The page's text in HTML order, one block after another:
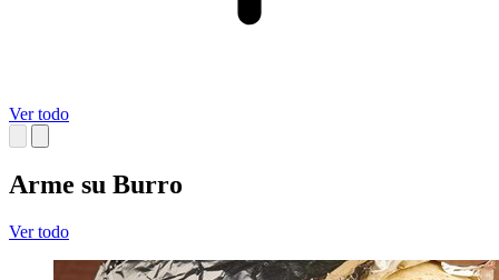
Ver todo
Arme su Burro
Ver todo